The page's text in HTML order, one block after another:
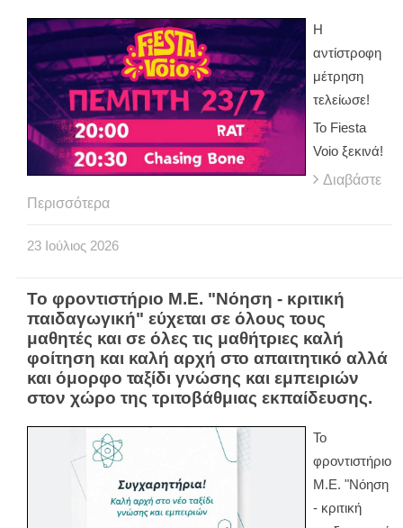
Η
αντίστροφη
μέτρηση
τελείωσε!
Το Fiesta
Voio ξεκινά!
Διαβάστε
Περισσότερα
23 Ιούλιος 2026
Το φροντιστήριο Μ.Ε. "Νόηση - κριτική
παιδαγωγική" εύχεται σε όλους τους
μαθητές και σε όλες τις μαθήτριες καλή
φοίτηση και καλή αρχή στο απαιτητικό αλλά
και όμορφο ταξίδι γνώσης και εμπειριών
στον χώρο της τριτοβάθμιας εκπαίδευσης.
Το
φροντιστήριο
Μ.Ε. "Νόηση
- κριτική